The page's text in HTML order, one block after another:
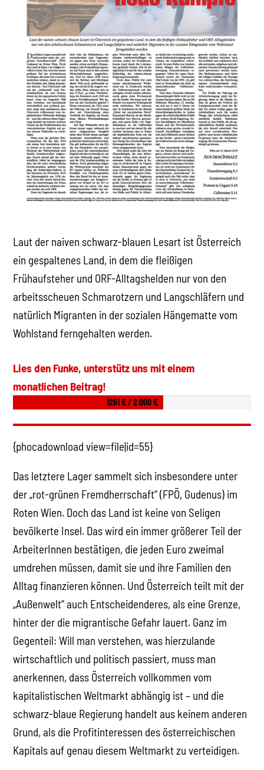
Laut der naiven schwarz-blauen Lesart ist Österreich
ein gespaltenes Land, in dem die fleißigen
Frühaufsteher und ORF-Alltagshelden nur von den
arbeitsscheuen Schmarotzern und Langschläfern und
natürlich Migranten in der sozialen Hängematte vom
Wohlstand ferngehalten werden.
Lies den Funke, unterstütz uns mit einem
monatlichen Beitrag!
1261 € / 2.000 €
{phocadownload view=file|id=55}
Das letztere Lager sammelt sich insbesondere unter
der „rot-grünen Fremdherrschaft“ (FPÖ, Gudenus) im
Roten Wien. Doch das Land ist keine von Seligen
bevölkerte Insel. Das wird ein immer größerer Teil der
ArbeiterInnen bestätigen, die jeden Euro zweimal
umdrehen müssen, damit sie und ihre Familien den
Alltag finanzieren können. Und Österreich teilt mit der
„Außenwelt“ auch Entscheidenderes, als eine Grenze,
hinter der die migrantische Gefahr lauert. Ganz im
Gegenteil: Will man verstehen, was hierzulande
wirtschaftlich und politisch passiert, muss man
anerkennen, dass Österreich vollkommen vom
kapitalistischen Weltmarkt abhängig ist – und die
schwarz-blaue Regierung handelt aus keinem anderen
Grund, als die Profitinteressen des österreichischen
Kapitals auf genau diesem Weltmarkt zu verteidigen.